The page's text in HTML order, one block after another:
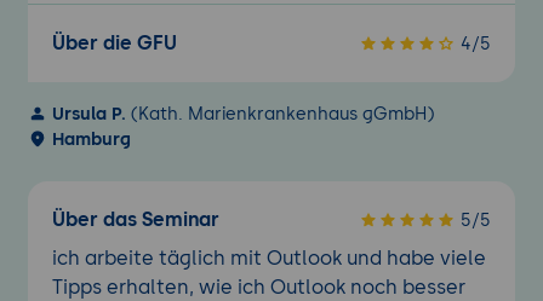
Kombinationsfeld
Kontrollkästchen
Eingabe in wichtigen Feldern kontrollieren
Startwerte vorgeben
Über die GFU 4/5
Ursula P. (Kath. Marienkrankenhaus gGmbH)
Hamburg
Über das Seminar 5/5
ich arbeite täglich mit Outlook und habe viele
Tipps erhalten, wie ich Outlook noch besser